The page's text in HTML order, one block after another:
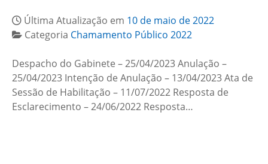
Última Atualização em 10 de maio de 2022
Categoria Chamamento Público 2022
Despacho do Gabinete – 25/04/2023 Anulação –
25/04/2023 Intenção de Anulação – 13/04/2023 Ata de
Sessão de Habilitação – 11/07/2022 Resposta de
Esclarecimento – 24/06/2022 Resposta…